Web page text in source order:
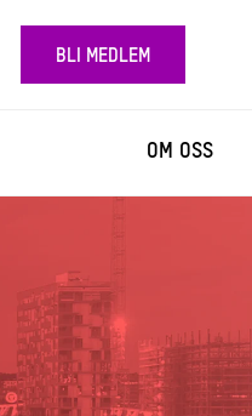
BLI MEDLEM
TIL BETALING
OM OSS